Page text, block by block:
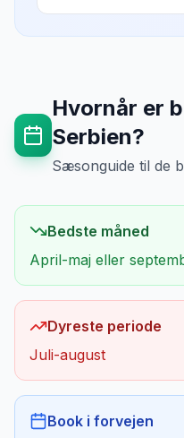
Hvornår er
Serbien?
Sæsonguide til de
Bedste måned
April-maj eller
Dyreste periode
Juli-august
Book i forvejen